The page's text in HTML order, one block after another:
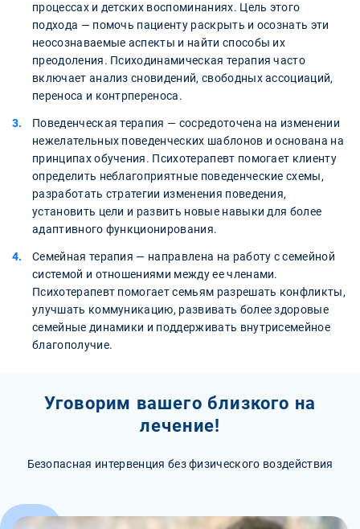
процессах и детских воспоминаниях. Цель этого
подхода — помочь пациенту раскрыть и осознать эти
неосознаваемые аспекты и найти способы их
преодоления. Психодинамическая терапия часто
включает анализ сновидений, свободных ассоциаций,
переноса и контрпереноса.
Поведенческая терапия — сосредоточена на изменении
нежелательных поведенческих шаблонов и основана на
принципах обучения. Психотерапевт помогает клиенту
определить неблагоприятные поведенческие схемы,
разработать стратегии изменения поведения,
установить цели и развить новые навыки для более
адаптивного функционирования.
Семейная терапия — направлена на работу с семейной
системой и отношениями между ее членами.
Психотерапевт помогает семьям разрешать конфликты,
улучшать коммуникацию, развивать более здоровые
семейные динамики и поддерживать внутрисемейное
благополучие.
Уговорим вашего близкого на
лечение!
Безопасная интервенция без физического воздействия